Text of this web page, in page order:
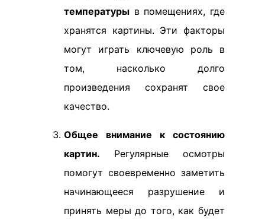
температуры в помещениях, где
хранятся картины. Эти факторы
могут играть ключевую роль в
том, насколько долго
произведения сохранят свое
качество.
Общее внимание к состоянию
картин. Регулярные осмотры
помогут своевременно заметить
начинающееся разрушение и
принять меры до того, как будет